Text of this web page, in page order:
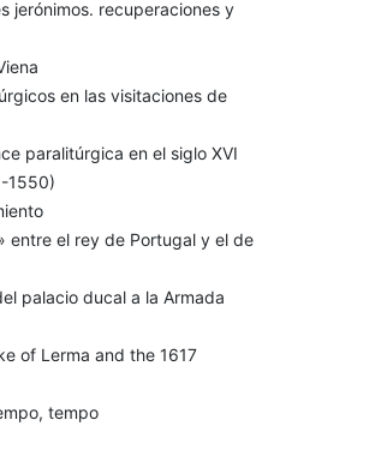
jerónimos. recuperaciones y
en las visitaciones de
paralitúrgica en el siglo XVI
1550)
entre el rey de Portugal y el de
palacio ducal a la Armada
of Lerma and the 1617
tempo